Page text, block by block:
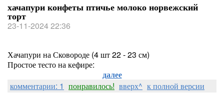
хачапури конфеты птичье молоко норвежский
торт
23-11-2024 22:36
Хачапури на Сковороде (4 шт 22 - 23 см)
Простое тесто на кефире:
далее
комментарии: 1 понравилось! вверх^ к полной версии